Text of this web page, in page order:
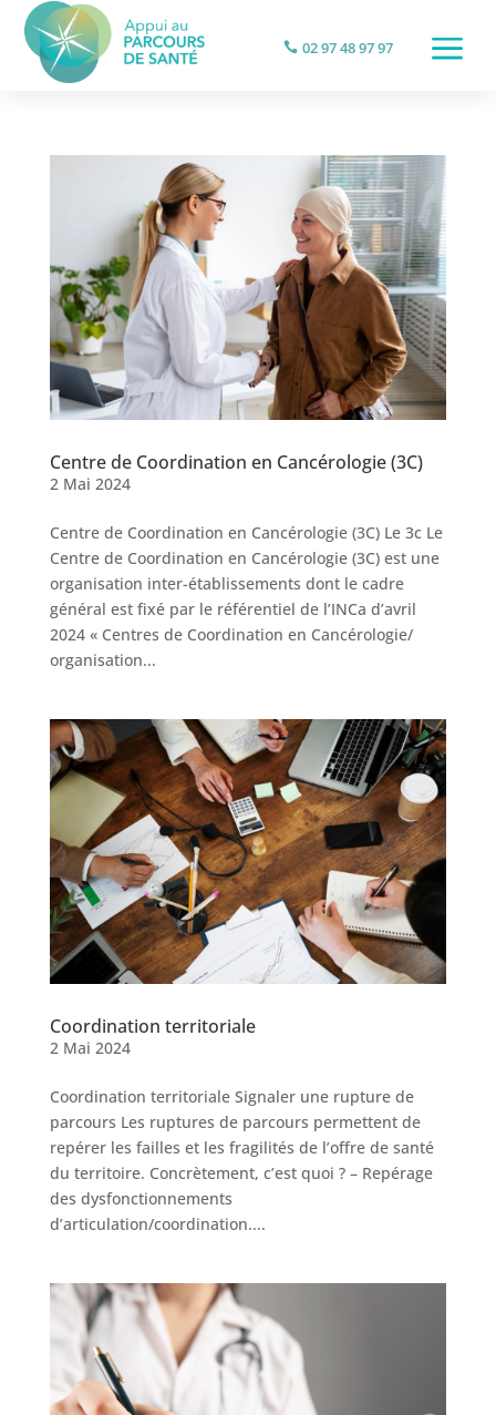
02 97 48 97 97 a
Centre de Coordination en Cancérologie (3C)
2 Mai 2024
Centre de Coordination en Cancérologie (3C) Le 3c Le
Centre de Coordination en Cancérologie (3C) est une
organisation inter-établissements dont le cadre
général est fixé par le référentiel de l’INCa d’avril
2024 « Centres de Coordination en Cancérologie/
organisation...
Coordination territoriale
2 Mai 2024
Coordination territoriale Signaler une rupture de
parcours Les ruptures de parcours permettent de
repérer les failles et les fragilités de l’offre de santé
du territoire. Concrètement, c’est quoi ? – Repérage
des dysfonctionnements
d’articulation/coordination....